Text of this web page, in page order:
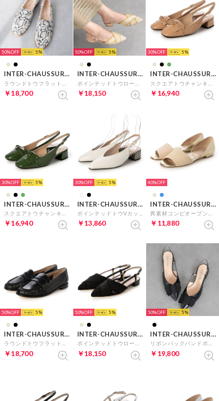
50% 5
INTER-CHAUSSURES
￥18,700
50% 5
INTER-CHAUSSURES
￥18,150
30% 5
INTER-CHAUSSURES
￥16,940
30% 5
INTER-CHAUSSURES
￥16,940
30% 5
INTER-CHAUSSURES
￥13,860
40%
INTER-CHAUSSURES
￥11,880
50% 5
INTER-CHAUSSURES
￥18,700
50% 5
INTER-CHAUSSURES
￥18,150
50% 5
INTER-CHAUSSURES
￥19,800